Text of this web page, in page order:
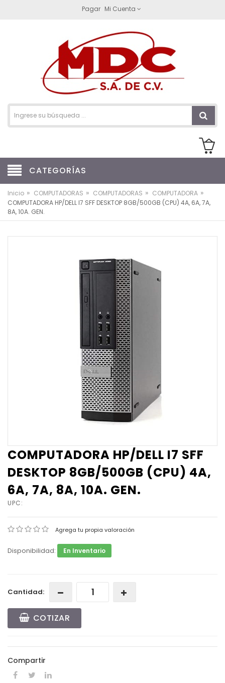
Pagar Mi Cuenta
CATEGORÍAS
Inicio » COMPUTADORAS » COMPUTADORAS » COMPUTADORA »
COMPUTADORA HP/DELL I7 SFF DESKTOP 8GB/500GB (CPU) 4A, 6A, 7A,
8A, 10A. GEN.
COMPUTADORA HP/DELL I7 SFF
DESKTOP 8GB/500GB (CPU) 4A,
6A, 7A, 8A, 10A. GEN.
UPC:
Agrega tu propia valoración
Disponibilidad: En Inventario
Cantidad:
COTIZAR
Compartir